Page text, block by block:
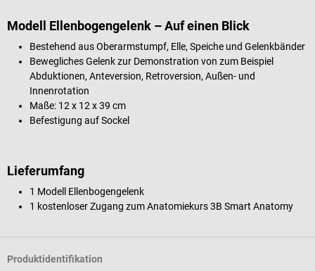
Modell Ellenbogengelenk – Auf einen Blick
Bestehend aus Oberarmstumpf, Elle, Speiche und Gelenkbänder
Bewegliches Gelenk zur Demonstration von zum Beispiel
Abduktionen, Anteversion, Retroversion, Außen- und
Innenrotation
Maße: 12 x 12 x 39 cm
Befestigung auf Sockel
Lieferumfang
1 Modell Ellenbogengelenk
1 kostenloser Zugang zum Anatomiekurs 3B Smart Anatomy
Produktidentifikation